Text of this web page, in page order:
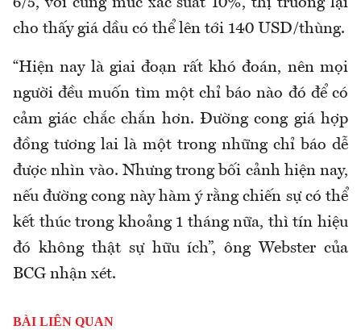
6/5, với cùng mức xác suất 10%, thị trường lại
cho thấy giá dầu có thể lên tới 140 USD/thùng.
“Hiện nay là giai đoạn rất khó đoán, nên mọi
người đều muốn tìm một chỉ báo nào đó để có
cảm giác chắc chắn hơn. Đường cong giá hợp
đồng tương lai là một trong những chỉ báo dễ
được nhìn vào. Nhưng trong bối cảnh hiện nay,
nếu đường cong này hàm ý rằng chiến sự có thể
kết thúc trong khoảng 1 tháng nữa, thì tín hiệu
đó không thật sự hữu ích”, ông Webster của
BCG nhận xét.
BÀI LIÊN QUAN